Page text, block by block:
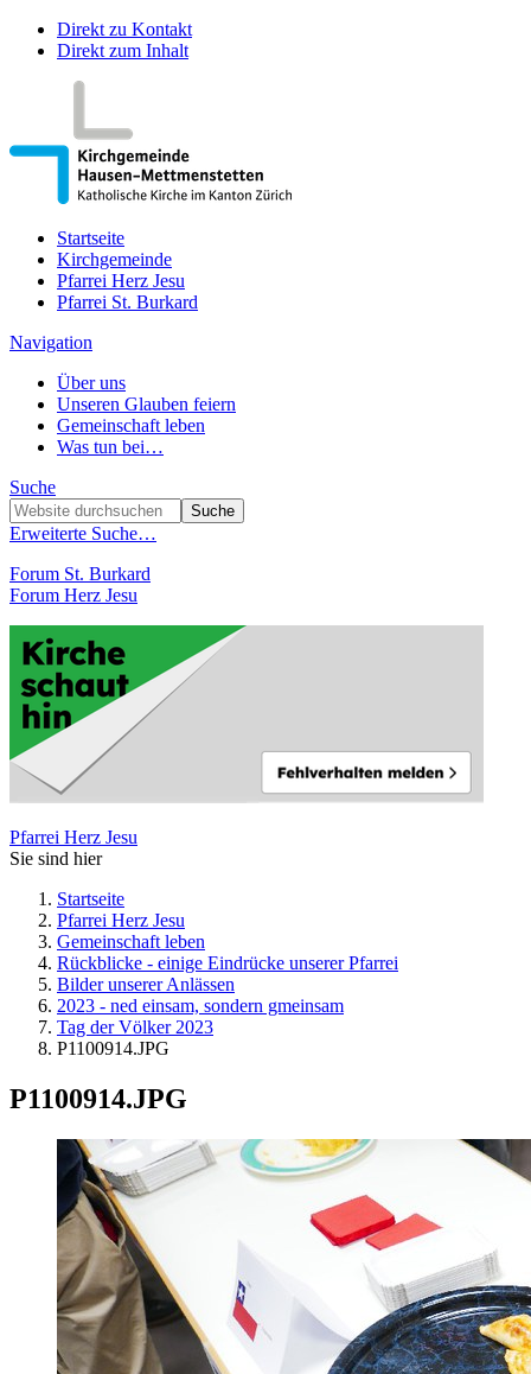
Direkt zu Kontakt
Direkt zum Inhalt
Startseite
Kirchgemeinde
Pfarrei Herz Jesu
Pfarrei St. Burkard
Navigation
Über uns
Unseren Glauben feiern
Gemeinschaft leben
Was tun bei…
Suche
Erweiterte Suche…
Forum St. Burkard
Forum Herz Jesu
Pfarrei Herz Jesu
Sie sind hier
Startseite
Pfarrei Herz Jesu
Gemeinschaft leben
Rückblicke - einige Eindrücke unserer Pfarrei
Bilder unserer Anlässen
2023 - ned einsam, sondern gmeinsam
Tag der Völker 2023
P1100914.JPG
P1100914.JPG